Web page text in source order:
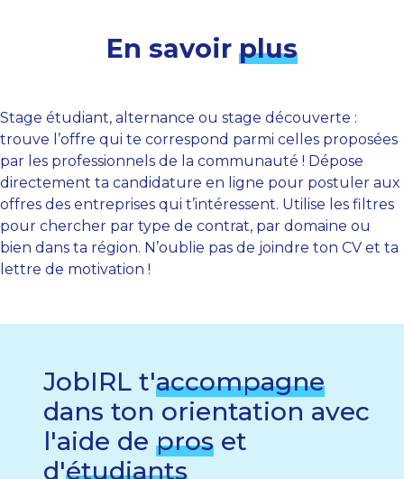
En savoir plus
Stage étudiant, alternance ou stage découverte :
trouve l’offre qui te correspond parmi celles proposées
par les professionnels de la communauté ! Dépose
directement ta candidature en ligne pour postuler aux
offres des entreprises qui t’intéressent. Utilise les filtres
pour chercher par type de contrat, par domaine ou
bien dans ta région. N’oublie pas de joindre ton CV et ta
lettre de motivation !
JobIRL t'accompagne
dans ton orientation avec
l'aide de pros et
d'étudiants